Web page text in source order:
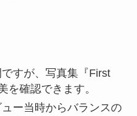
すが、写真集『First
を確認できます。
ー当時からバランスの